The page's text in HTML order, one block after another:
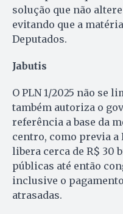
solução que não
evitando que a
Deputados.
Jabutis
O PLN 1/2025 não se
também autoriza o
referência a base da
centro, como previa a
libera cerca de R$ 30
públicas até então
inclusive o
atrasadas.